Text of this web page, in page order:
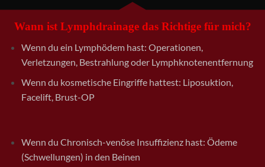
Wann ist Lymphdrainage das Richtige für mich?
Wenn du ein Lymphödem hast: Operationen,
Verletzungen, Bestrahlung oder Lymphknotenentfernung
Wenn du kosmetische Eingriffe hattest: Liposuktion,
Facelift, Brust-OP
Wenn du Chronisch-venöse Insuffizienz hast: Ödeme
(Schwellungen) in den Beinen